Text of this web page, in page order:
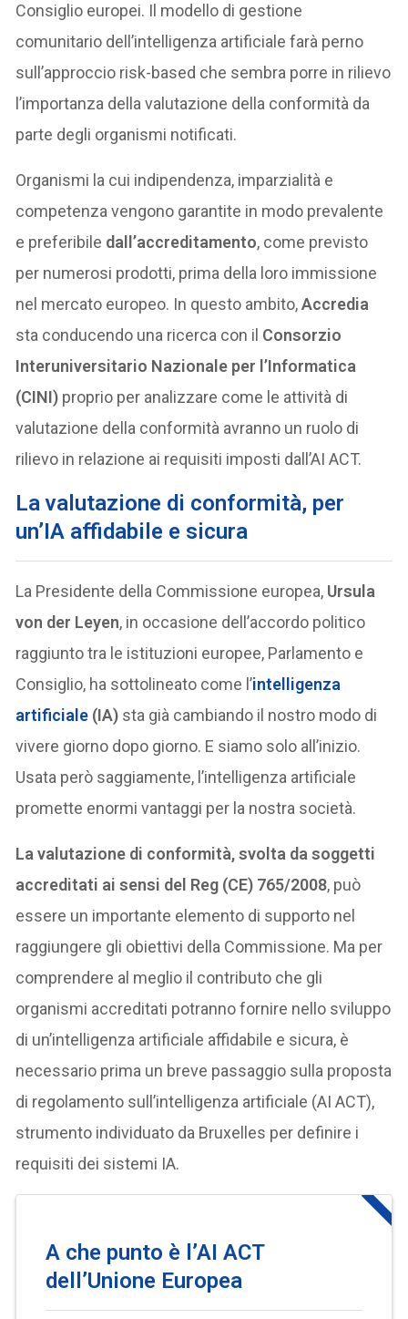
Consiglio europei. Il modello di gestione
comunitario dell’intelligenza artificiale farà perno
sull’approccio risk-based che sembra porre in rilievo
l’importanza della valutazione della conformità da
parte degli organismi notificati.
Organismi la cui indipendenza, imparzialità e
competenza vengono garantite in modo prevalente
e preferibile dall’accreditamento, come previsto
per numerosi prodotti, prima della loro immissione
nel mercato europeo. In questo ambito,Accredia
sta conducendo una ricerca con il Consorzio
Interuniversitario Nazionale per l’Informatica
(CINI) proprio per analizzare come le attività di
valutazione della conformità avranno un ruolo di
rilievo in relazione ai requisiti imposti dall’AI ACT.
La valutazione di conformità, per
un’IA affidabile e sicura
La Presidente della Commissione europea, Ursula
von der Leyen, in occasione dell’accordo politico
raggiunto tra le istituzioni europee, Parlamento e
Consiglio, ha sottolineato come l’intelligenza
artificiale (IA) sta già cambiando il nostro modo di
vivere giorno dopo giorno. E siamo solo all’inizio.
Usata però saggiamente, l’intelligenza artificiale
promette enormi vantaggi per la nostra società.
La valutazione di conformità, svolta da soggetti
accreditati ai sensi del Reg (CE) 765/2008, può
essere un importante elemento di supporto nel
raggiungere gli obiettivi della Commissione. Ma per
comprendere al meglio il contributo che gli
organismi accreditati potranno fornire nello sviluppo
di un’intelligenza artificiale affidabile e sicura, è
necessario prima un breve passaggio sulla proposta
di regolamento sull’intelligenza artificiale (AI ACT),
strumento individuato da Bruxelles per definire i
requisiti dei sistemi IA.
A che punto è l’AI ACT
dell’Unione Europea